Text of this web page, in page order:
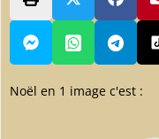
Noël en 1 image c'est :